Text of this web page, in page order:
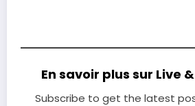
En savoir plus sur Live
Subscribe to get the latest